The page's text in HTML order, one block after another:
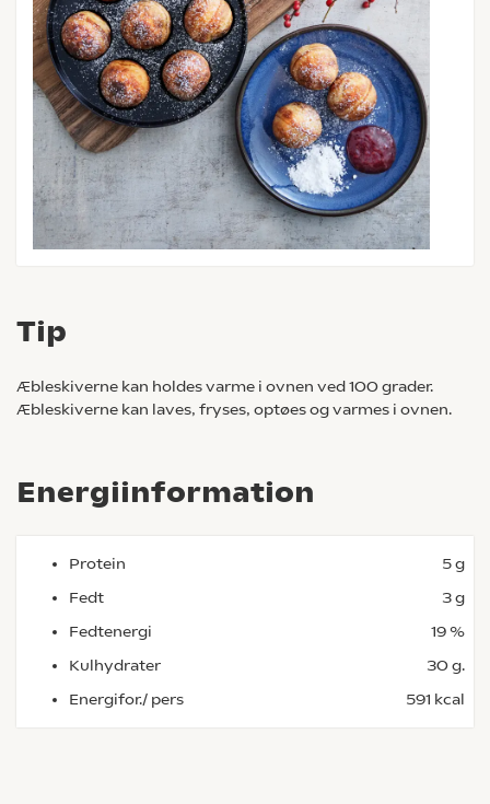
Tip
Æbleskiverne kan holdes varme i ovnen ved 100 grader.
Æbleskiverne kan laves, fryses, optøes og varmes i ovnen.
Energiinformation
Protein
5 g
Fedt
3 g
Fedtenergi
19 %
Kulhydrater
30 g.
Energifor./ pers
591 kcal